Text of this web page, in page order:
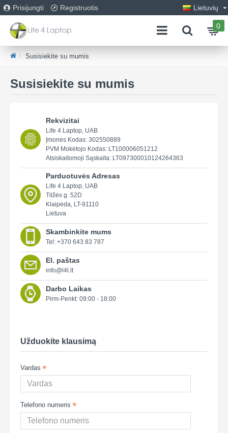
Prisijungti Registruotis Lietuvių
0
Susisiekite su mumis
Susisiekite su mumis
Rekvizitai
Life 4 Laptop, UAB
Įmonės Kodas: 302550889
PVM Mokėtojo Kodas: LT100006051212
Atsiskaitomoji Sąskaita: LT097300010124264363
Parduotuvės Adresas
Life 4 Laptop, UAB
Tilžės g. 52D
Klaipėda, LT-91110
Lietuva
Skambinkite mums
Tel: +370 643 83 787
El. paštas
info@l4l.lt
Darbo Laikas
Pirm-Penkt: 09:00 - 18:00
Užduokite klausimą
Vardas
Telefono numeris